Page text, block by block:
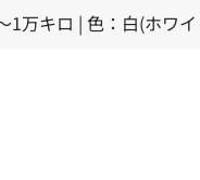
1万キロ | 色：白(ホワ